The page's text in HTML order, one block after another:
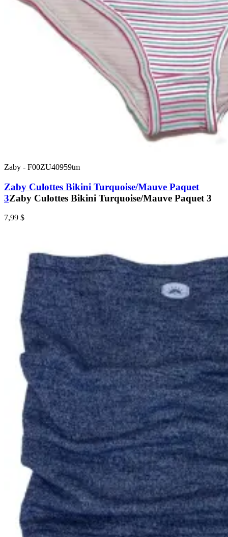
Zaby - F00ZU40959tm
Zaby Culottes Bikini Turquoise/Mauve Paquet
3Zaby Culottes Bikini Turquoise/Mauve Paquet 3
7,99 $